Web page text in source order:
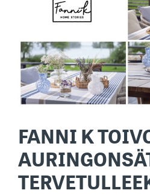
FANNI K